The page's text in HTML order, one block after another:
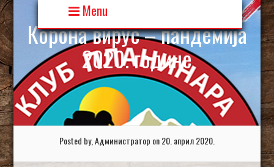
Menu
Корона вирус – пандемија
2020. године
Posted by, Администратор on 20. април 2020.